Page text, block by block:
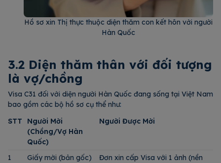
Hồ sơ xin Thị thực thuộc diện thăm con kết hôn với người
Hàn Quốc
3.2 Diện thăm thân với đối tượng
là vợ/chồng
Visa C31 đối với diện người Hàn Quốc đang sống tại Việt Nam
bao gồm các bộ hồ sơ cụ thể như:
STT
Người Mời
(Chồng/Vợ Hàn
Quốc)
Người Được Mời
1
Giấy mời (bản gốc)
Đơn xin cấp Visa với 1 ảnh (nền